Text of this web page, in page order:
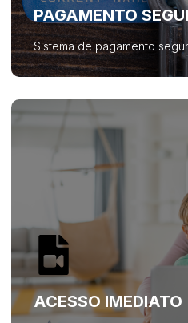
PAGAMENTO
Sistema de pagamento
ACESSO IMEDIATO